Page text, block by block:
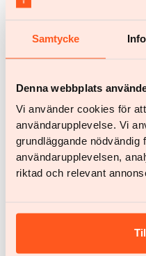
Samtycke
Denna webbplats
Vi använder cookies för
användarupplevelse. Vi
grundläggande
användarupplevelsen,
riktad och relevant
individer, främst hos dem
nedsatt glukostolerans.
avsevärt svagare än vad
faktorer, bland annat
individens metabola
En långsiktigt hållbar
dokumenterat god effekt,
stödja kroppens naturliga
och energibalans.
inte en primär strategi för